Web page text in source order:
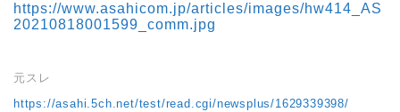
https://www.asahicom.jp/articles/images/hw414_AS
20210818001599_comm.jpg
元スレ
https://asahi.5ch.net/test/read.cgi/newsplus/1629339398/